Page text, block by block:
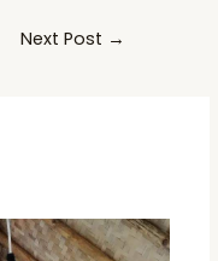
Next Post →